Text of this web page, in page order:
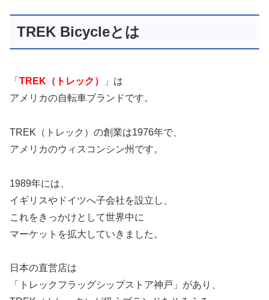
TREK Bicycleとは
「 TREK（トレック）
」は
アメリカの自転車ブランドです。
TREK（トレック）の創業は1976年で、
アメリカのウィスコンシン州です。
1989年には、
イギリスやドイツへ子会社を設立し、
これをきっかけとして世界中に
マーケットを拡大していきました。
日本の直営店は
「トレックフラッグシップストア神戸」があり、